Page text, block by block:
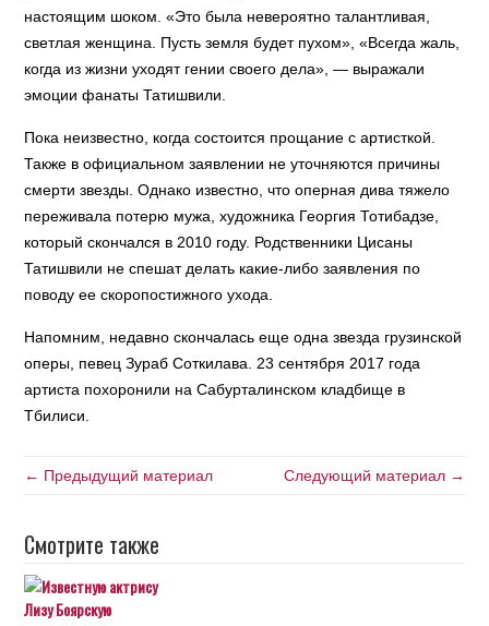
настоящим шоком. «Это была невероятно талантливая,
светлая женщина. Пусть земля будет пухом», «Всегда жаль,
когда из жизни уходят гении своего дела», — выражали
эмоции фанаты Татишвили.
Пока неизвестно, когда состоится прощание с артисткой.
Также в официальном заявлении не уточняются причины
смерти звезды. Однако известно, что оперная дива тяжело
переживала потерю мужа, художника Георгия Тотибадзе,
который скончался в 2010 году. Родственники Цисаны
Татишвили не спешат делать какие-либо заявления по
поводу ее скоропостижного ухода.
Напомним, недавно скончалась еще одна звезда грузинской
оперы, певец Зураб Соткилава. 23 сентября 2017 года
артиста похоронили на Сабурталинском кладбище в
Тбилиси.
← Предыдущий материал Следующий материал →
Смотрите также